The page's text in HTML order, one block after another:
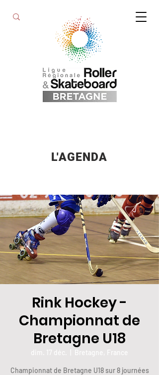
Rink Hockey -
Championnat de
Bretagne U18
dim. 17 déc. Bretagne, France
Championnat de Bretagne U18 sur 8 journées
L'AGENDA